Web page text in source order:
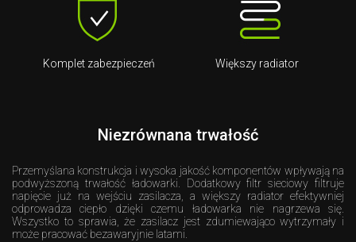
Komplet zabezpieczeń Większy radiator
Niezrównana trwałość
Przemyślana konstrukcja i wysoka jakość komponentów wpływają na
podwyższoną trwałość ładowarki. Dodatkowy filtr sieciowy filtruje
napięcie już na wejściu zasilacza, a większy radiator efektywniej
odprowadza ciepło dzięki czemu ładowarka nie nagrzewa się.
Wszystko to sprawia, że zasilacz jest zdumiewająco wytrzymały i
może pracować bezawaryjnie latami.